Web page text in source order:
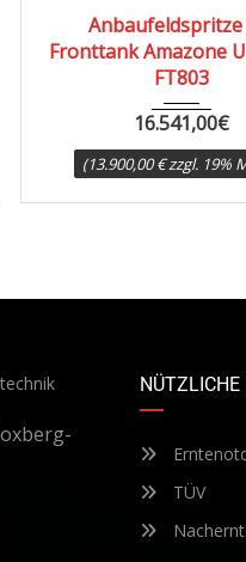
Fronttank Amazone
FT803
16.541,00€
(13.900,00 € zzgl. 19%
NÜTZLICHE
TÜV